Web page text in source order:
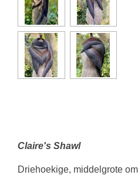
Claire's Shawl
Driehoekige, middelgrote